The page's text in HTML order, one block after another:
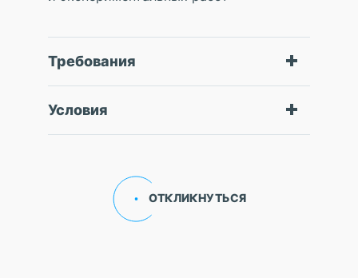
Требования
Условия
ОТКЛИКНУТЬСЯ